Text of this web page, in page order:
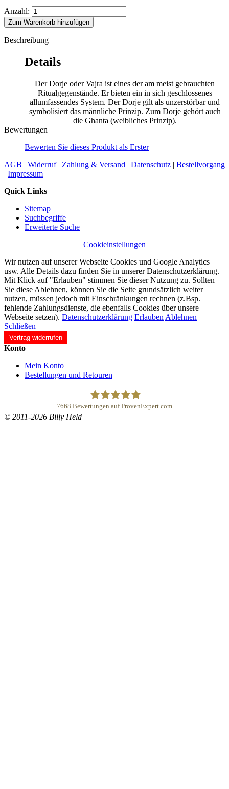
Anzahl:
Zum Warenkorb hinzufügen
Beschreibung
Details
Der Dorje oder Vajra ist eines der am meist gebrauchten
Ritualgegenstände. Er bieten ein in sich geschlossenes
allumfassendes System. Der Dorje gilt als unzerstörbar und
symbolisiert das männliche Prinzip. Zum Dorje gehört auch
die Ghanta (weibliches Prinzip).
Bewertungen
Bewerten Sie dieses Produkt als Erster
AGB | Widerruf| Zahlung & Versand | Datenschutz | Bestellvorgang
| Impressum
Quick Links
Sitemap
Suchbegriffe
Erweiterte Suche
Cookieinstellungen
Wir nutzen auf unserer Webseite Cookies und Google Analytics
usw. Alle Details dazu finden Sie in unserer Datenschutzerklärung.
Mit Klick auf "Erlauben" stimmen Sie dieser Nutzung zu. Sollten
Sie diese Ablehnen, können Sie die Seite grundsätzlich weiter
nutzen, müssen jedoch mit Einschränkungen rechnen (z.Bsp.
fehlende Zahlungsdienste, die ebenfalls Cookies über unsere
Webseite setzen). Datenschutzerklärung Erlauben Ablehnen
Schließen
Vertrag widerrufen
Konto
Mein Konto
Bestellungen und Retouren
7668 Bewertungen auf ProvenExpert.com
© 2011-2026 Billy Held